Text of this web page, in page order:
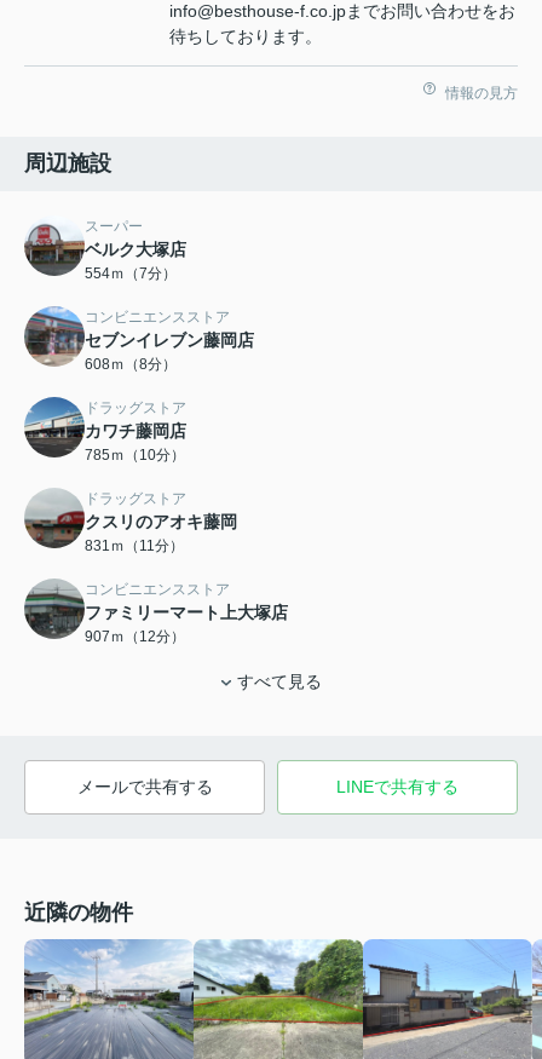
info@besthouse-f.co.jpまでお問い合わせをお
待ちしております。
情報の見方
周辺施設
スーパー
ベルク大塚店
554ｍ（7分）
コンビニエンスストア
セブンイレブン藤岡店
608ｍ（8分）
ドラッグストア
カワチ藤岡店
785ｍ（10分）
ドラッグストア
クスリのアオキ藤岡
831ｍ（11分）
コンビニエンスストア
ファミリーマート上大塚店
907ｍ（12分）
すべて見る
メールで共有する LINEで共有する
近隣の物件